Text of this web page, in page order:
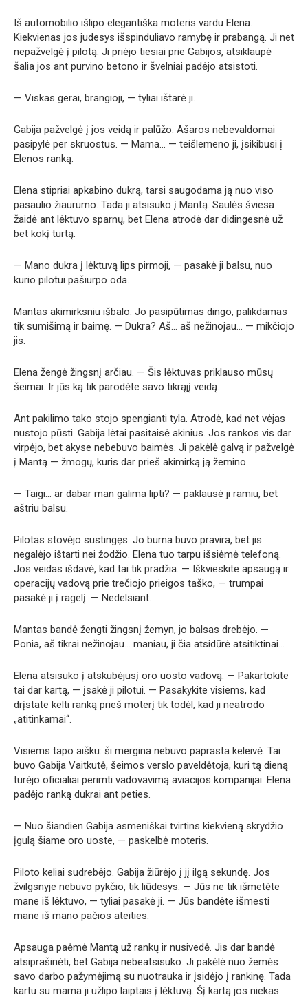
Iš automobilio išlipo elegantiška moteris vardu Elena.
Kiekvienas jos judesys išspinduliavo ramybę ir prabangą. Ji net
nepažvelgė į pilotą. Ji priėjo tiesiai prie Gabijos, atsiklaupė
šalia jos ant purvino betono ir švelniai padėjo atsistoti.
— Viskas gerai, brangioji, — tyliai ištarė ji.
Gabija pažvelgė į jos veidą ir palūžo. Ašaros nebevaldomai
pasipylė per skruostus. — Mama… — teišlemeno ji, įsikibusi į
Elenos ranką.
Elena stipriai apkabino dukrą, tarsi saugodama ją nuo viso
pasaulio žiaurumo. Tada ji atsisuko į Mantą. Saulės šviesa
žaidė ant lėktuvo sparnų, bet Elena atrodė dar didingesnė už
bet kokį turtą.
— Mano dukra į lėktuvą lips pirmoji, — pasakė ji balsu, nuo
kurio pilotui pašiurpo oda.
Mantas akimirksniu išbalo. Jo pasipūtimas dingo, palikdamas
tik sumišimą ir baimę. — Dukra? Aš… aš nežinojau… — mikčiojo
jis.
Elena žengė žingsnį arčiau. — Šis lėktuvas priklauso mūsų
šeimai. Ir jūs ką tik parodėte savo tikrąjį veidą.
Ant pakilimo tako stojo spengianti tyla. Atrodė, kad net vėjas
nustojo pūsti. Gabija lėtai pasitaisė akinius. Jos rankos vis dar
virpėjo, bet akyse nebebuvo baimės. Ji pakėlė galvą ir pažvelgė
į Mantą — žmogų, kuris dar prieš akimirką ją žemino.
— Taigi… ar dabar man galima lipti? — paklausė ji ramiu, bet
aštriu balsu.
Pilotas stovėjo sustingęs. Jo burna buvo pravira, bet jis
negalėjo ištarti nei žodžio. Elena tuo tarpu išsiėmė telefoną.
Jos veidas išdavė, kad tai tik pradžia. — Iškvieskite apsaugą ir
operacijų vadovą prie trečiojo prieigos taško, — trumpai
pasakė ji į ragelį. — Nedelsiant.
Mantas bandė žengti žingsnį žemyn, jo balsas drebėjo. —
Ponia, aš tikrai nežinojau… maniau, ji čia atsidūrė atsitiktinai…
Elena atsisuko į atskubėjusį oro uosto vadovą. — Pakartokite
tai dar kartą, — įsakė ji pilotui. — Pasakykite visiems, kad
drįstate kelti ranką prieš moterį tik todėl, kad ji neatrodo
„atitinkamai“.
Visiems tapo aišku: ši mergina nebuvo paprasta keleivė. Tai
buvo Gabija Vaitkutė, šeimos verslo paveldėtoja, kuri tą dieną
turėjo oficialiai perimti vadovavimą aviacijos kompanijai. Elena
padėjo ranką dukrai ant peties.
— Nuo šiandien Gabija asmeniškai tvirtins kiekvieną skrydžio
įgulą šiame oro uoste, — paskelbė moteris.
Piloto keliai sudrebėjo. Gabija žiūrėjo į jį ilgą sekundę. Jos
žvilgsnyje nebuvo pykčio, tik liūdesys. — Jūs ne tik išmetėte
mane iš lėktuvo, — tyliai pasakė ji. — Jūs bandėte išmesti
mane iš mano pačios ateities.
Apsauga paėmė Mantą už rankų ir nusivedė. Jis dar bandė
atsiprašinėti, bet Gabija nebeatsisuko. Ji pakėlė nuo žemės
savo darbo pažymėjimą su nuotrauka ir įsidėjo į rankinę. Tada
kartu su mama ji užlipo laiptais į lėktuvą. Šį kartą jos niekas